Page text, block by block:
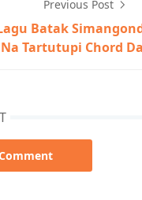
Previous Post
Batak
Na Tartutupi Chord